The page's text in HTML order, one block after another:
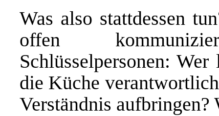
Was also stattdessen
offen
Schlüsselpersonen:
die Küche
Verständnis aufbringen?